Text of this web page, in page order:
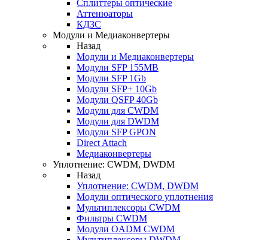
Сплиттеры оптические
Аттенюаторы
КДЗС
Модули и Медиаконвертеры
Назад
Модули и Медиаконвертеры
Модули SFP 155MB
Модули SFP 1Gb
Модули SFP+ 10Gb
Модули QSFP 40Gb
Модули для CWDM
Модули для DWDM
Модули SFP GPON
Direct Attach
Медиаконвертеры
Уплотнение: CWDM, DWDM
Назад
Уплотнение: CWDM, DWDM
Модули оптического уплотнения
Мультиплексоры CWDM
Фильтры CWDM
Модули OADM CWDM